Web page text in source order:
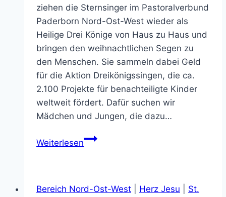
ziehen die Sternsinger im Pastoralverbund
Paderborn Nord-Ost-West wieder als
Heilige Drei Könige von Haus zu Haus und
bringen den weihnachtlichen Segen zu
den Menschen. Sie sammeln dabei Geld
für die Aktion Dreikönigssingen, die ca.
2.100 Projekte für benachteiligte Kinder
weltweit fördert. Dafür suchen wir
Mädchen und Jungen, die dazu…
WeiterlesenSternsinger
Bereich Nord-Ost-West
Herz Jesu
St.